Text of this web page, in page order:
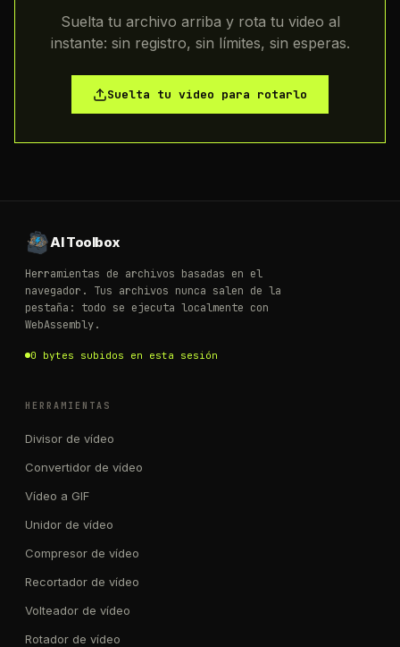
Suelta tu archivo arriba y rota tu video al
instante: sin registro, sin límites, sin esperas.
Suelta tu video para rotarlo
AI Toolbox
Herramientas de archivos basadas en el
navegador. Tus archivos nunca salen de la
pestaña: todo se ejecuta localmente con
WebAssembly.
0 bytes subidos en esta sesión
HERRAMIENTAS
Divisor de vídeo
Convertidor de vídeo
Vídeo a GIF
Unidor de vídeo
Compresor de vídeo
Recortador de vídeo
Volteador de vídeo
Rotador de vídeo